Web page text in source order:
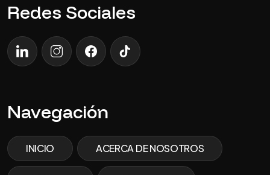
Redes Sociales
LinkedInInstagramfacebooktiktok
Navegación
INICIO ACERCA DE NOSOTROS